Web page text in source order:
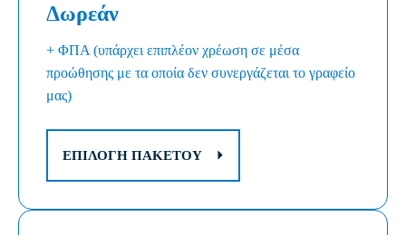
Δωρεάν
+ ΦΠΑ (υπάρχει επιπλέον χρέωση σε μέσα
προώθησης με τα οποία δεν συνεργάζεται το γραφείο
μας)
ΕΠΙΛΟΓΉ ΠΑΚΈΤΟΥ